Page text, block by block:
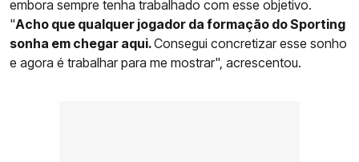
embora sempre tenha trabalhado com esse objetivo.
"Acho que qualquer jogador da formação do Sporting
sonha em chegar aqui.Consegui concretizar esse sonho
e agora é trabalhar para me mostrar", acrescentou.